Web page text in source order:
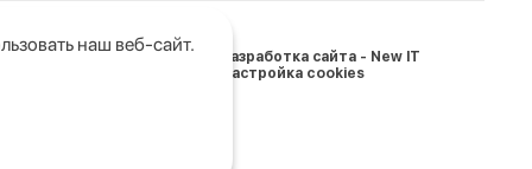
Разработка сайта - New IT
Настройка cookies
наш веб-сайт.